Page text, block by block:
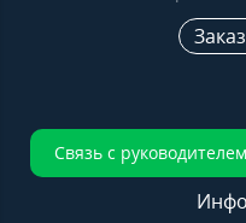
Связь с руководителем